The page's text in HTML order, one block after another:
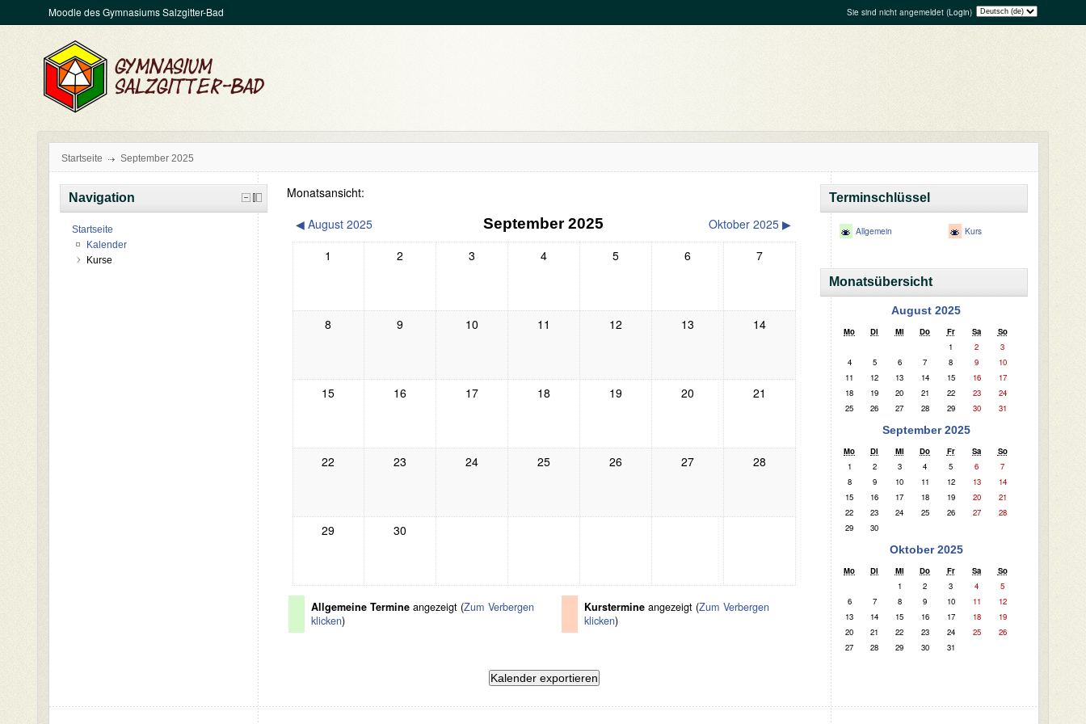
Moodle des Gymnasiums Salzgitter-Bad Sie sind nicht angemeldet (Login)
Startseite September 2025
Monatsansicht:
◀ August 2025 September 2025 Oktober 2025 ▶
1 2 3 4 5 6 7
8 9 10 11 12 13 14
15 16 17 18 19 20 21
22 23 24 25 26 27 28
29 30
Allgemeine Termine angezeigt (Zum Verbergen
klicken)
Kurstermine angezeigt (Zum Verbergen
klicken)
Navigation
Startseite
Kalender
Kurse
Terminschlüssel
Allgemein Kurs
Monatsübersicht
August 2025
Mo Di Mi Do Fr Sa
So
1
2
3
4
5 6 7 8 9
10
11
12 13 14 15 16
17
18
19 20 21 22 23
24
25
26 27 28 29 30 31
September 2025
Mo Di Mi Do Fr Sa
So
1
2 3 4 5 6
7
8
9 10 11 12 13
14
15
16 17 18 19 20
21
22
23 24 25 26 27
28
29
30
Oktober 2025
Mo Di Mi Do Fr Sa
So
1
2 3 4
5
6
7 8 9 10 11
12
13
14 15 16 17 18
19
20
21 22 23 24 25
26
27
28 29 30 31